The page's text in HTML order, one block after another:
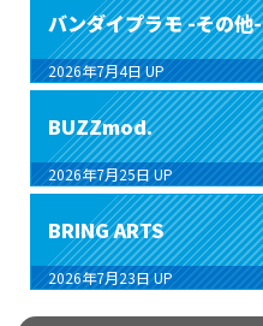
バンダイプラモ -その他-
2026年7月4日 UP
BUZZmod.
2026年7月25日 UP
BRING ARTS
2026年7月23日 UP